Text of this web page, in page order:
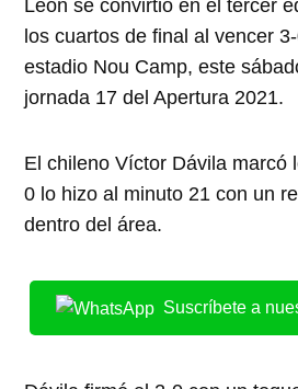
León se convirtió en el tercer
los cuartos de final al vencer
estadio Nou Camp, este
jornada 17 del Apertura 2021.
El chileno Víctor Dávila marcó
0 lo hizo al minuto 21 con un
dentro del área.
Suscríbete a